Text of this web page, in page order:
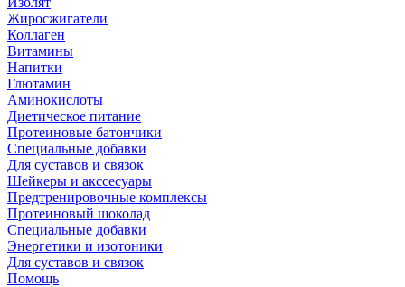
Жиросжигатели
Коллаген
Витамины
Напитки
Глютамин
Аминокислоты
Диетическое питание
Протеиновые батончики
Специальные добавки
Для суставов и связок
Шейкеры и акссесуары
Предтренировочные комплексы
Протеиновый шоколад
Специальные добавки
Энергетики и изотоники
Для суставов и связок
Помощь